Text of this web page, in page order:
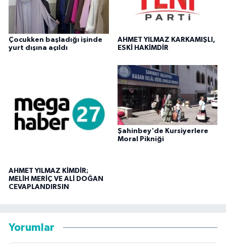
Çocukken başladığı işinde
yurt dışına açıldı
AHMET YILMAZ KARKAMIŞLI,
ESKİ HAKİMDİR
AHMET YILMAZ KİMDİR;
MELİH MERİÇ VE ALİ DOĞAN
CEVAPLANDIRSIN
Şahinbey'de Kursiyerlere
Moral Pikniği
Yorumlar